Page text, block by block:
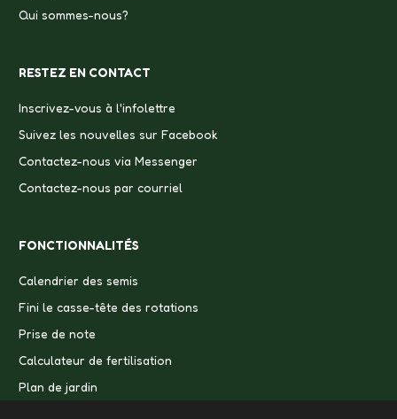
Qui sommes-nous?
RESTEZ EN CONTACT
Inscrivez-vous à l'infolettre
Suivez les nouvelles sur Facebook
Contactez-nous via Messenger
Contactez-nous par courriel
FONCTIONNALITÉS
Calendrier des semis
Fini le casse-tête des rotations
Prise de note
Calculateur de fertilisation
Plan de jardin